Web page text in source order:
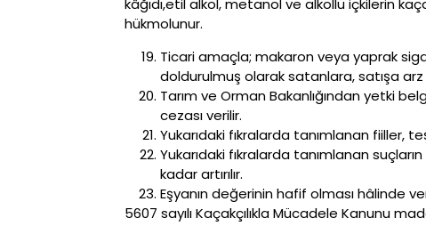
kâğıdı,etil alkol, metanol ve alkollü içkilerin
hükmolunur.
Ticari amaçla; makaron veya yaprak
doldurulmuş olarak satanlara, satışa arz
Tarım ve Orman Bakanlığından yetki
cezası verilir.
Yukarıdaki fıkralarda tanımlanan fiiller,
Yukarıdaki fıkralarda tanımlanan
kadar artırılır.
Eşyanın değerinin hafif olması hâlinde
5607 sayılı Kaçakçılıkla Mücadele Kanunu